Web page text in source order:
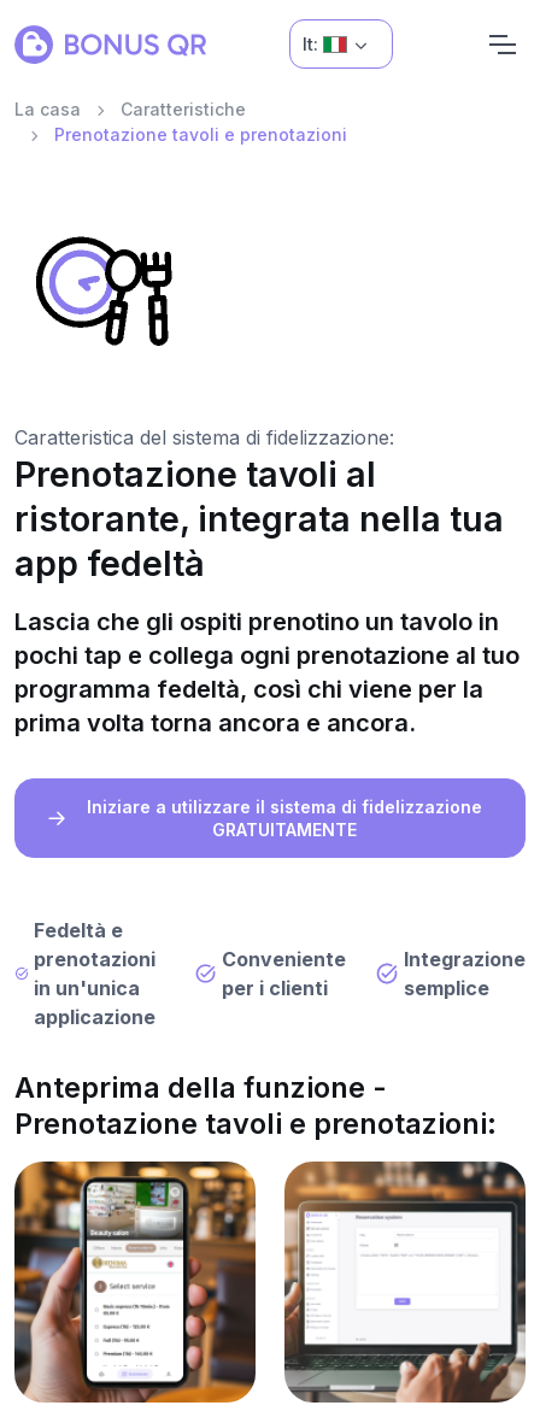
It:
La casa
Caratteristiche
Prenotazione tavoli e prenotazioni
Caratteristica del sistema di fidelizzazione:
Prenotazione tavoli al
ristorante, integrata nella tua
app fedeltà
Lascia che gli ospiti prenotino un tavolo in
pochi tap e collega ogni prenotazione al tuo
programma fedeltà, così chi viene per la
prima volta torna ancora e ancora.
Iniziare a utilizzare il sistema di fidelizzazione
GRATUITAMENTE
Fedeltà e
prenotazioni
in un'unica
applicazione
Conveniente
per i clienti
Integrazione
semplice
Anteprima della funzione -
Prenotazione tavoli e prenotazioni: